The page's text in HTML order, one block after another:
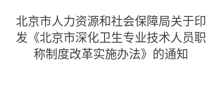
北京市人力资源和社会保障局关于印
发《北京市深化卫生专业技术人员职
称制度改革实施办法》的通知